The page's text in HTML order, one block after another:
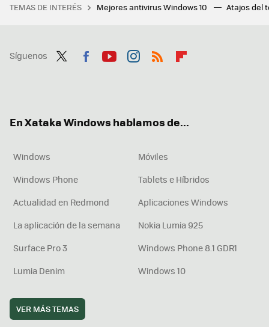
TEMAS DE INTERÉS Mejores antivirus Windows 10 Atajos del
Síguenos
En Xataka Windows hablamos de...
Windows
Móviles
Windows Phone
Tablets e Híbridos
Actualidad en Redmond
Aplicaciones Windows
La aplicación de la semana
Nokia Lumia 925
Surface Pro 3
Windows Phone 8.1 GDR1
Lumia Denim
Windows 10
VER MÁS TEMAS